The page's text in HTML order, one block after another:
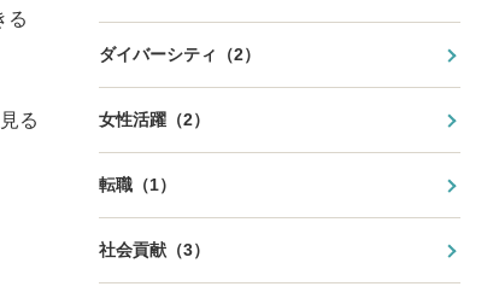
る
る
ダイバーシティ（2）
女性活躍（2）
転職（1）
社会貢献（3）